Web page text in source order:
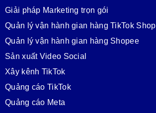
Giải pháp Marketing trọn gói
Quản lý vận hành gian hàng TikTok Shop
Quản lý vận hành gian hàng Shopee
Sản xuất Video Social
Xây kênh TikTok
Quảng cáo TikTok
Quảng cáo Meta